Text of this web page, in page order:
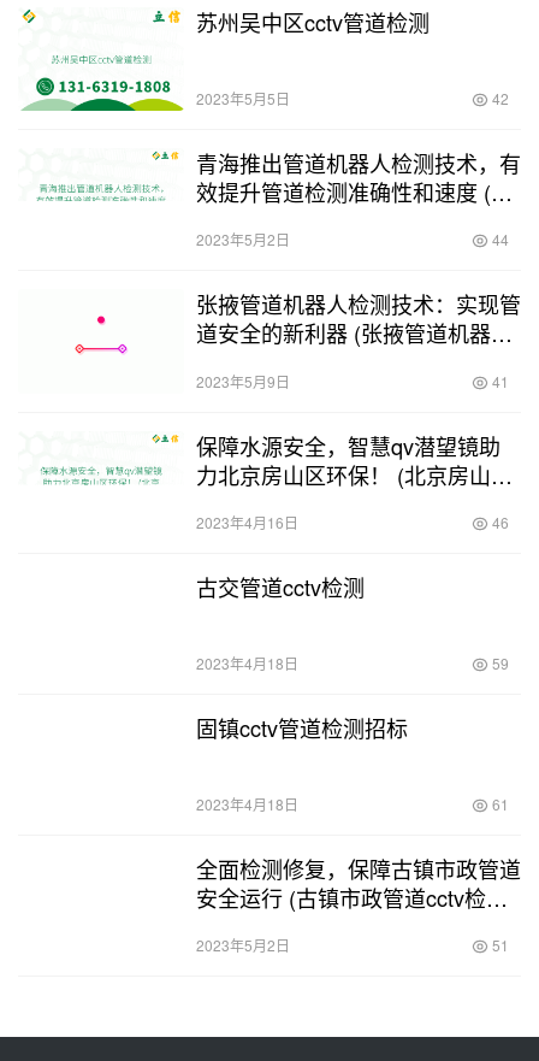
苏州吴中区cctv管道检测
2023年5月5日 42
青海推出管道机器人检测技术，有
效提升管道检测准确性和速度 (青
2023年5月2日 44
张掖管道机器人检测技术：实现管
道安全的新利器 (张掖管道机器人
2023年5月9日 41
保障水源安全，智慧qv潜望镜助
力北京房山区环保！ (北京房山qv
2023年4月16日 46
古交管道cctv检测
2023年4月18日 59
固镇cctv管道检测招标
2023年4月18日 61
全面检测修复，保障古镇市政管道
安全运行 (古镇市政管道cctv检测
2023年5月2日 51